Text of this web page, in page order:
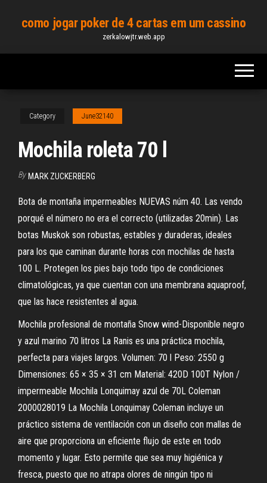
content
como jogar poker de 4 cartas em um cassino
zerkalowjtr.web.app
Category June32140
Mochila roleta 70 l
By MARK ZUCKERBERG
Bota de montaña impermeables NUEVAS núm 40. Las vendo
porqué el número no era el correcto (utilizadas 20min). Las
botas Muskok son robustas, estables y duraderas, ideales
para los que caminan durante horas con mochilas de hasta
100 L. Protegen los pies bajo todo tipo de condiciones
climatológicas, ya que cuentan con una membrana aquaproof,
que las hace resistentes al agua.
Mochila profesional de montaña Snow wind-Disponible negro
y azul marino 70 litros La Ranis es una práctica mochila,
perfecta para viajes largos. Volumen: 70 l Peso: 2550 g
Dimensiones: 65 × 35 × 31 cm Material: 420D 100T Nylon /
impermeable Mochila Lonquimay azul de 70L Coleman
2000028019 La Mochila Lonquimay Coleman incluye un
práctico sistema de ventilación con un diseño con mallas de
aire que proporciona un eficiente flujo de este en todo
momento y lugar. Esto permite que sea muy higiénica y
fresca, puesto que no atrapa olores de ningún tipo ni